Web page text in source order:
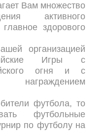
Вам множество
активного
здорового
организацией
Игры с
огня и с
футбола, то
футбольные
по футболу на